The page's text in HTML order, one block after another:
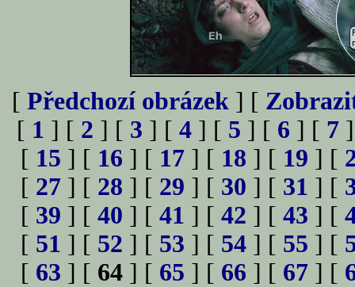
[ Předchozí obrázek ] [
[ 1 ] [ 2 ] [ 3 ] [ 4 ] [ 5 ] [ 6 ] [ 7
[ 15 ] [ 16 ] [ 17 ] [ 18 ] [ 19 ] [
[ 27 ] [ 28 ] [ 29 ] [ 30 ] [ 31 ] [
[ 39 ] [ 40 ] [ 41 ] [ 42 ] [ 43 ] [
[ 51 ] [ 52 ] [ 53 ] [ 54 ] [ 55 ] [
[ 63 ] [ 64 ] [ 65 ] [ 66 ] [ 67 ] [